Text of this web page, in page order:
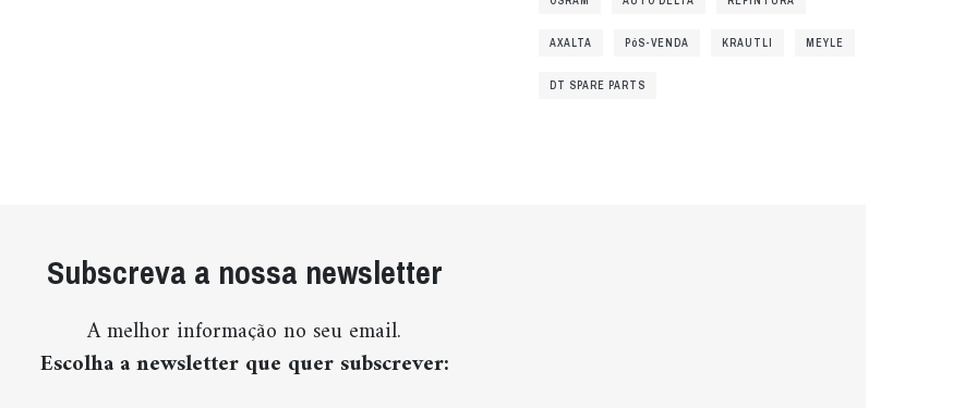
AXALTA PóS-VENDA KRAUTLI MEYLE
DT SPARE PARTS
Subscreva a nossa newsletter
A melhor informação no seu email.
Escolha a newsletter que quer subscrever: